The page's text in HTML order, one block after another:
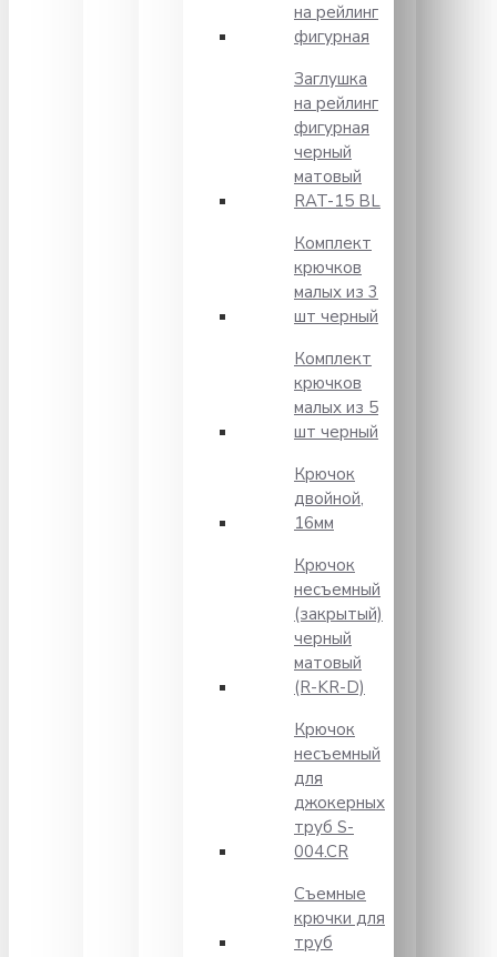
на рейлинг
фигурная
Заглушка
на рейлинг
фигурная
черный
матовый
RAT-15 BL
Комплект
крючков
малых из 3
шт черный
Комплект
крючков
малых из 5
шт черный
Крючок
двойной,
16мм
Крючок
несъемный
(закрытый)
черный
матовый
(R-KR-D)
Крючок
несъемный
для
джокерных
труб S-
004.CR
Съемные
крючки для
труб